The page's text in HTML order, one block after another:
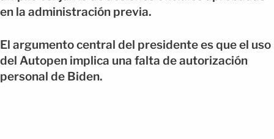
en la administración previa.
El argumento central del presidente es que el uso
del Autopen implica una falta de autorización
personal de Biden.